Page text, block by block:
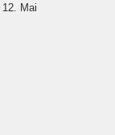
12. Mai